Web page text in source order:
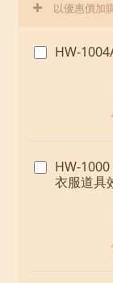
以優惠價加
HW-
HW-
衣服道具